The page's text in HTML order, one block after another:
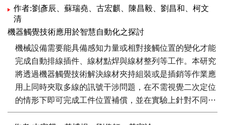
覺感測器量測原理功能比較、及其智慧自動化相關應用案
例，希望能作為國內精密機械產業未來發展方向的參考。
作者:劉彥辰、蘇瑞堯、古宏麒、陳昌毅、劉昌和、柯文
清
機器觸覺技術應用於智慧自動化之探討
機械設備需要能具備感知力量或相對接觸位置的變化才能
完成自動排線插件、線材點焊與線材整列等工作。本研究
將透過機器觸覺技術解決線材夾持組裝或是插銷等作業應
用上同時夾取多線的訊號干涉問題，在不需視覺二次定位
的情形下即可完成工件位置補償，並在實驗上針對不同線
徑線材與接頭的多種擺放姿態均可順利補正。